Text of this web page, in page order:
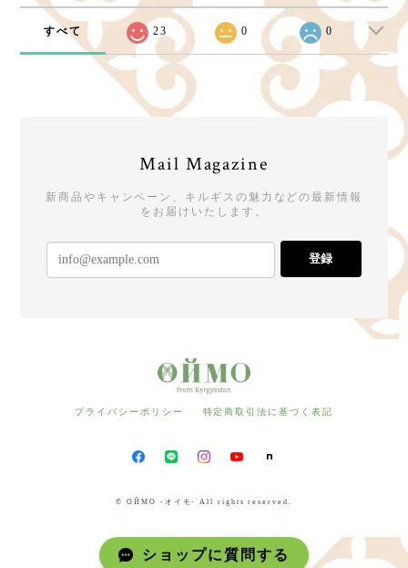
すべて 23 0 0
Mail Magazine
新商品やキャンペーン、キルギスの魅力などの最新情報
をお届けいたします。
登録
プライバシーポリシー 特定商取引法に基づく表記
© ОЙМО -オイモ- All rights reserved.
ショップに質問する